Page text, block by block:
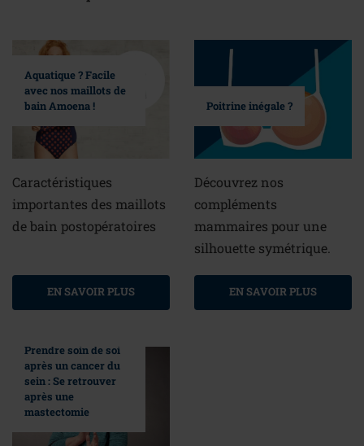
Aquatique ? Facile
avec nos maillots de
bain Amoena !
Caractéristiques
importantes des maillots
de bain postopératoires
EN SAVOIR PLUS
Poitrine inégale ?
Découvrez nos
compléments
mammaires pour une
silhouette symétrique.
EN SAVOIR PLUS
Prendre soin de soi
après un cancer du
sein : Se retrouver
après une
mastectomie